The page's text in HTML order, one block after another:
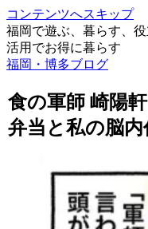
コンテンツへスキップ
福岡で遊ぶ、暮らす、
活用でお得に暮らす
福岡・博多ブログ
食の軍師 崎陽
弁当と私の脳内